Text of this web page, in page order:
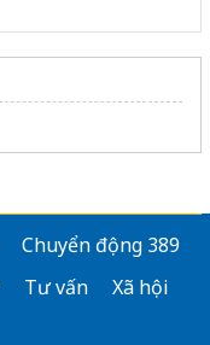
Chuyển động 389
Tư vấn
Xã hội